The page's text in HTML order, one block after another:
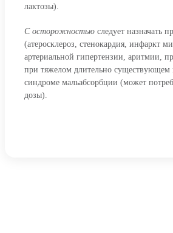
лактозы).
С осторожностью следует назначать
(атеросклероз, стенокардия, инфаркт
артериальной гипертензии, аритмии,
при тяжелом длительно существующем
синдроме мальабсорбции (может
дозы).